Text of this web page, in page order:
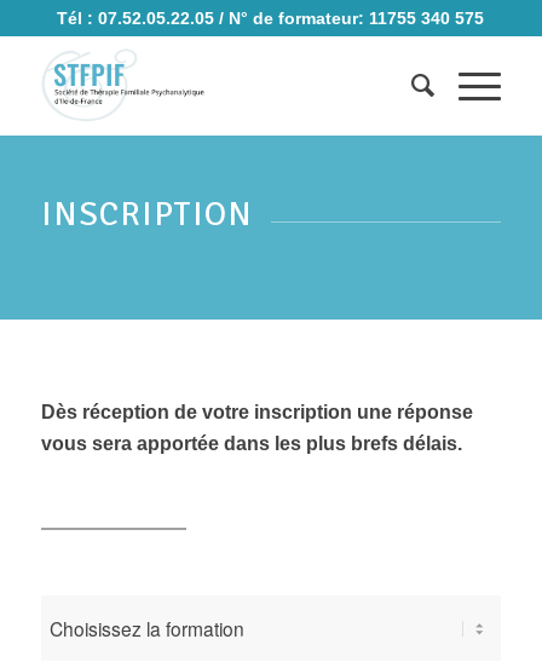
Tél : 07.52.05.22.05 / N° de formateur: 11755 340 575
INSCRIPTION
Dès réception de votre inscription une réponse
vous sera apportée dans les plus brefs délais.